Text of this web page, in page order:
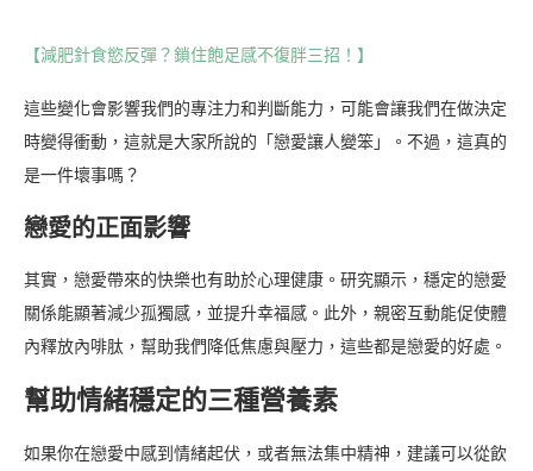
【減肥針食慾反彈？鎖住飽足感不復胖三招！】
這些變化會影響我們的專注力和判斷能力，可能會讓我們在做決定
時變得衝動，這就是大家所說的「戀愛讓人變笨」。不過，這真的
是一件壞事嗎？
戀愛的正面影響
其實，戀愛帶來的快樂也有助於心理健康。研究顯示，穩定的戀愛
關係能顯著減少孤獨感，並提升幸福感。此外，親密互動能促使體
內釋放內啡肽，幫助我們降低焦慮與壓力，這些都是戀愛的好處。
幫助情緒穩定的三種營養素
如果你在戀愛中感到情緒起伏，或者無法集中精神，建議可以從飲